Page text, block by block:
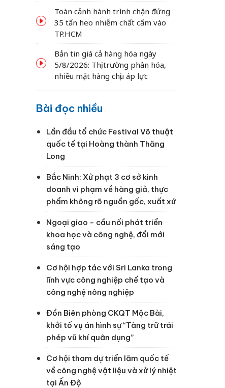
Toàn cảnh hành trình chặn đứng
35 tấn heo nhiễm chất cấm vào
TP.HCM
Bản tin giá cả hàng hóa ngày
5/8/2026: Thị trường phân hóa,
nhiều mặt hàng chịu áp lực
Bài đọc nhiều
Lần đầu tổ chức Festival Võ thuật
quốc tế tại Hoàng thành Thăng
Long
Bắc Ninh: Xử phạt 3 cơ sở kinh
doanh vi phạm về hàng giả, thực
phẩm không rõ nguồn gốc, xuất xứ
Ngoại giao - cầu nối phát triển
khoa học và công nghệ, đổi mới
sáng tạo
Cơ hội hợp tác với Sri Lanka trong
lĩnh vực công nghiệp chế tạo và
công nghệ nông nghiệp
Đồn Biên phòng CKQT Mộc Bài,
khởi tố vụ án hình sự “Tàng trữ trái
phép vũ khí quân dụng”
Cơ hội tham dự triển lãm quốc tế
về công nghệ vật liệu và xử lý nhiệt
tại Ấn Độ